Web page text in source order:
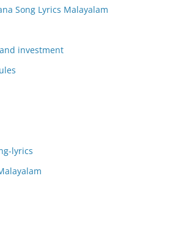
Song Lyrics Malayalam
investment
lyrics